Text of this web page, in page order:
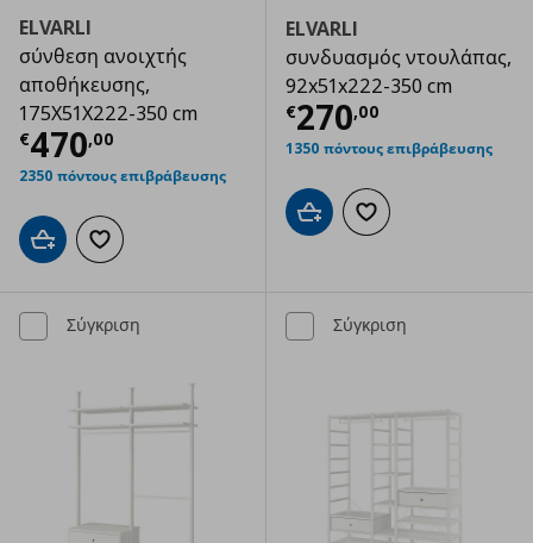
ELVARLI
σύνθεση ανοιχτής
αποθήκευσης,
175X51X222-350 cm
€470,00
Τρέχουσα τιμή € 470,00
2350 πόντους επιβράβευσης
Προσθήκη στο καλάθι
Προσθήκη στα αγαπημένα
ELVARLI
συνδυασμός ντουλάπας,
92x51x222-350 cm
€270,00
Τρέχουσα
1350 πόντους επιβράβευσης
Προσθήκη στο καλάθι
Προσθήκη στα
Σύγκριση Σύγκριση